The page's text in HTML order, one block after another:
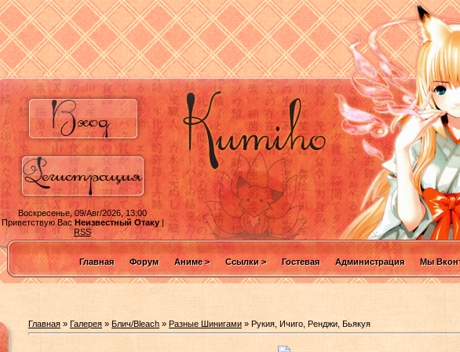
Воскресенье, 09/Авг/2026, 13:00
Приветствую ВасНеизвестный Отаку|
RSS
Главная Форум Аниме > Ссылки > Гостевая Администрация Мы
Главная »Галерея » Блич/Bleach » Разные Шинигами » Рукия, Ичиго, Ренджи, Бьякуя